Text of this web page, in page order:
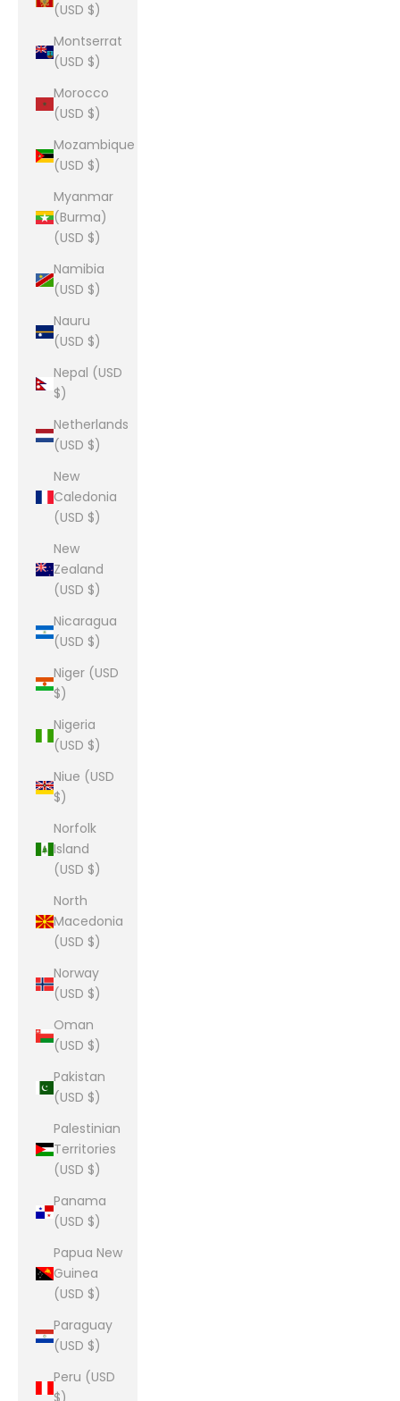
(USD $)
Montserrat
(USD $)
Morocco
(USD $)
Mozambique
(USD $)
Myanmar
(Burma)
(USD $)
Namibia
(USD $)
Nauru
(USD $)
Nepal (USD
$)
Netherlands
(USD $)
New
Caledonia
(USD $)
New
Zealand
(USD $)
Nicaragua
(USD $)
Niger (USD
$)
Nigeria
(USD $)
Niue (USD
$)
Norfolk
Island
(USD $)
North
Macedonia
(USD $)
Norway
(USD $)
Oman
(USD $)
Pakistan
(USD $)
Palestinian
Territories
(USD $)
Panama
(USD $)
Papua New
Guinea
(USD $)
Paraguay
(USD $)
Peru (USD